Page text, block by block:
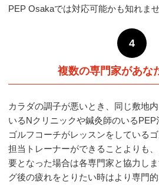
PEP Osakaでは対応可能かも知れませ
4
複数の専門家があな
カラダの調子が悪いとき、同じ敷地
いるNクリニックや鍼灸師のいる
ゴルフコーチがレッスンをしている
担当トレーナーができることよりも
要となった場合は各専門家と協力し
グ後の疲れをとりたい時はより専門